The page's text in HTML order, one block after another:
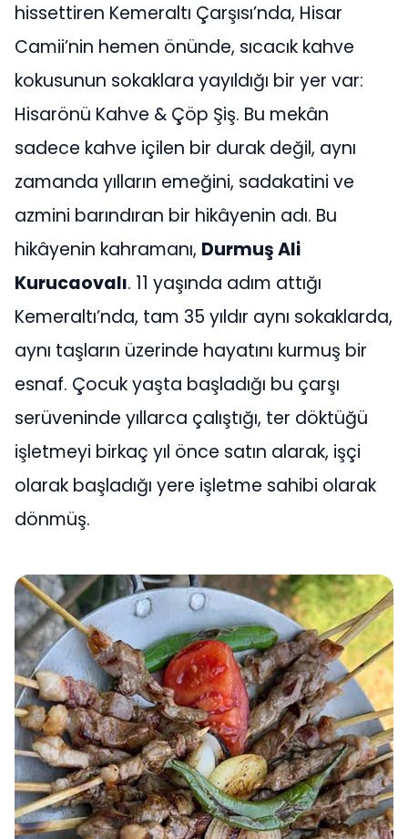
hissettiren Kemeraltı Çarşısı’nda, Hisar
Camii’nin hemen önünde, sıcacık kahve
kokusunun sokaklara yayıldığı bir yer var:
Hisarönü Kahve & Çöp Şiş. Bu mekân
sadece kahve içilen bir durak değil, aynı
zamanda yılların emeğini, sadakatini ve
azmini barındıran bir hikâyenin adı. Bu
hikâyenin kahramanı, Durmuş Ali
Kurucaovalı. 11 yaşında adım attığı
Kemeraltı’nda, tam 35 yıldır aynı sokaklarda,
aynı taşların üzerinde hayatını kurmuş bir
esnaf. Çocuk yaşta başladığı bu çarşı
serüveninde yıllarca çalıştığı, ter döktüğü
işletmeyi birkaç yıl önce satın alarak, işçi
olarak başladığı yere işletme sahibi olarak
dönmüş.